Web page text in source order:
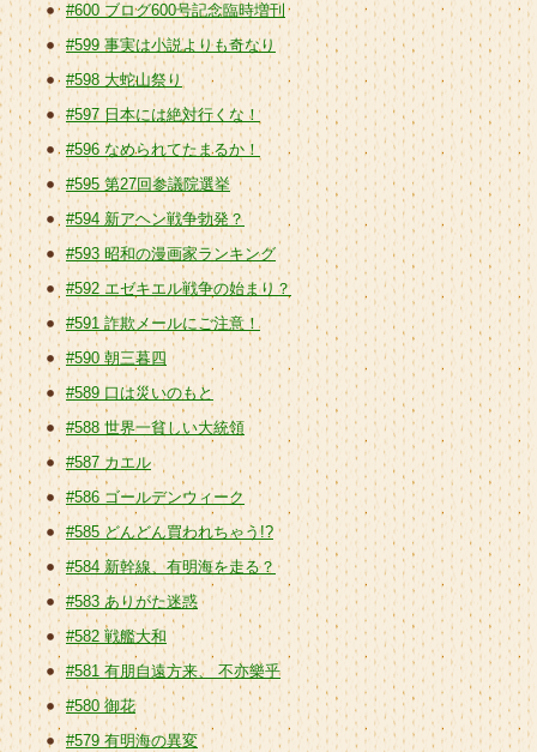
#600 ブログ600号記念臨時増刊
#599 事実は小説よりも奇なり
#598 大蛇山祭り
#597 日本には絶対行くな！
#596 なめられてたまるか！
#595 第27回参議院選挙
#594 新アヘン戦争勃発？
#593 昭和の漫画家ランキング
#592 エゼキエル戦争の始まり？
#591 詐欺メールにご注意！
#590 朝三暮四
#589 口は災いのもと
#588 世界一貧しい大統領
#587 カエル
#586 ゴールデンウィーク
#585 どんどん買われちゃう!?
#584 新幹線、有明海を走る？
#583 ありがた迷惑
#582 戦艦大和
#581 有朋自遠方来、 不亦樂乎
#580 御花
#579 有明海の異変